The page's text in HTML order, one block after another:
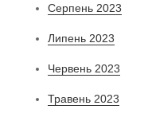
Серпень 2023
Липень 2023
Червень 2023
Травень 2023